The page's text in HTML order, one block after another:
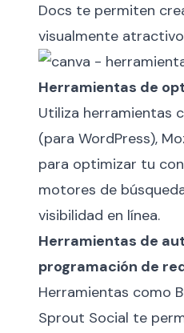
Docs te permiten
visualmente
Herramientas de
Utiliza herramientas
(para WordPress),
para optimizar tu
motores de
visibilidad en línea.
Herramientas de
programación de
Herramientas como
Sprout Social te